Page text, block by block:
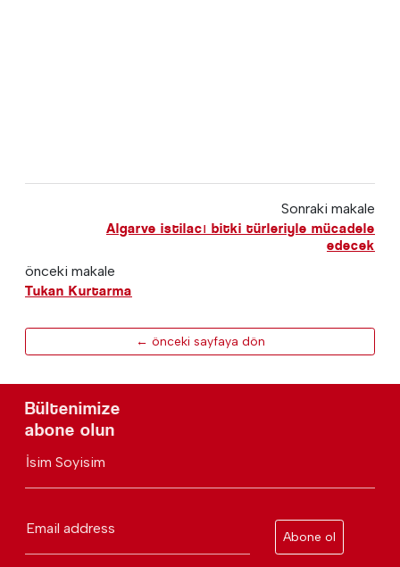
Sonraki makale
Algarve istilacı bitki türleriyle mücadele
edecek
önceki makale
Tukan Kurtarma
← önceki sayfaya dön
Bültenimize
abone olun
İsim Soyisim
Email address
Abone ol